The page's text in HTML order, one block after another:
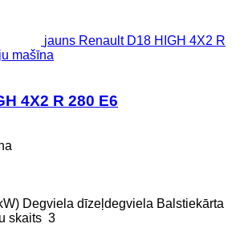
jauns Renault D18 HIGH 4X2 R
mašīna
4X2 R 280 E6
Degviela dīzeļdegviela Balstiekārta
skaits 3